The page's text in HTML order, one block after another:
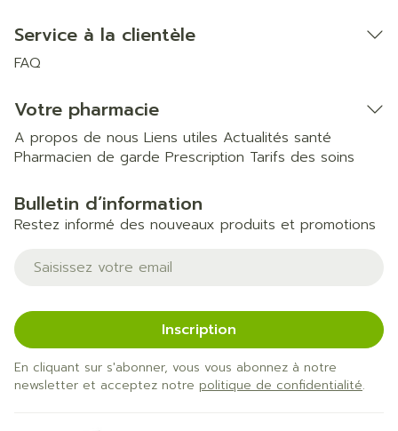
Service à la clientèle
FAQ
Votre pharmacie
A propos de nous Liens utiles Actualités santé
Pharmacien de garde Prescription Tarifs des soins
Bulletin d’information
Restez informé des nouveaux produits et promotions
Adresse mail
Inscription
En cliquant sur s'abonner, vous vous abonnez à notre
newsletter et acceptez notre politique de confidentialité.